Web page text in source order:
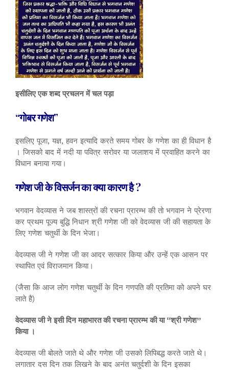
इसीलिए एक शब्द प्रचलन में चल पड़ा
“गोबर गणेश”
इसलिए पूजा, यज्ञ, हवन इत्यादि करते समय गोबर के गणेश का ही विधान है
। जिसको बाद में नदी या पवित्र सरोवर या जलाशय में प्रवाहित करने का
विधान बनाया गया।
गणेश जी के विसर्जन का क्या कारण है ?
भगवान वेदव्यास ने जब शास्त्रों की रचना प्रारम्भ की तो भगवान ने प्रेरणा
कर प्रथम पूज्य बुद्धि निधान श्री गणेश जी को वेदव्यास जी की सहायता के
लिए गणेश चतुर्थी के दिन भेजा।
वेदव्यास जी ने गणेश जी का आदर सत्कार किया और उन्हें एक आसन पर
स्थापित एवं विराजमान किया।
(जैसा कि आज लोग गणेश चतुर्थी के दिन गणपति की प्रतिमा को अपने घर
लाते है)
वेदव्यास जी ने इसी दिन महाभारत की रचना प्रारम्भ की या “श्री गणेश”
किया ।
वेदव्यास जी बोलते जाते थे और गणेश जी उसको लिपिबद्ध करते जाते थे।
लगातार दस दिन तक लिखने के बाद अनंत चतुर्दशी के दिन इसका